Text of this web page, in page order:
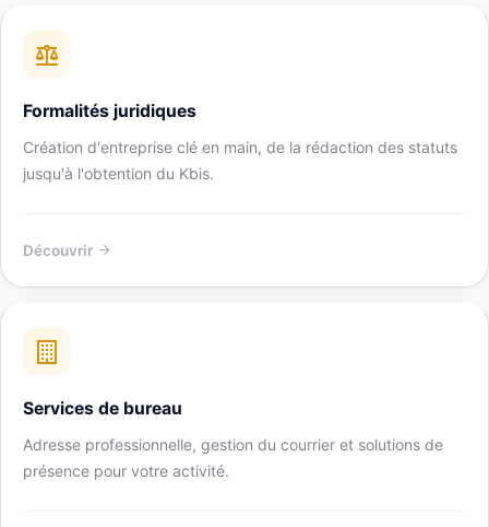
Formalités juridiques
Création d'entreprise clé en main, de la rédaction des statuts
jusqu'à l'obtention du Kbis.
Découvrir
Services de bureau
Adresse professionnelle, gestion du courrier et solutions de
présence pour votre activité.